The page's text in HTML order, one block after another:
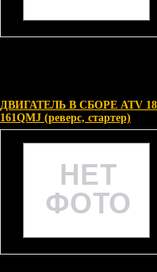
ДВИГАТЕЛЬ В СБОРЕ ATV
161QMJ (реверс, стартер)